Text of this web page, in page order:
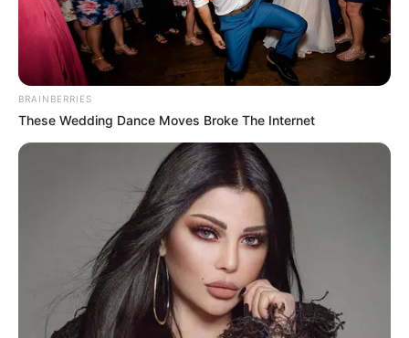
Nyimas Ratu Rafa Shenina Cinnamon
Beby Tsabina
BRAINBERRIES
These Wedding Dance Moves Broke The Internet